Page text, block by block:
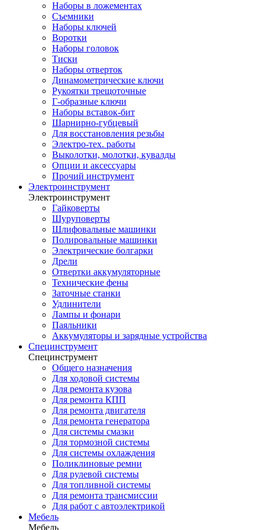
Наборы в ложементах
Съемники
Наборы ключей
Воротки
Наборы головок
Тиски
Наборы отверток
Динамометрические ключи
Рукоятки трещоточные
Г-образные ключи
Наборы вставок-бит
Шарнирно-губцевый
Для восстановления резьбы
Электро-тех. работы
Выколотки, молотки, кувалды
Опции и аксессуары
Прочий инструмент
Электроинструмент
Электроинструмент
Гайковерты
Шуруповерты
Шлифовальные машинки
Полировальные машинки
Электрические болгарки
Дрели
Отвертки аккумуляторные
Технические фены
Заточные станки
Удлинители
Лампы и фонари
Паяльники
Аккумуляторы и зарядные устройства
Специнструмент
Специнструмент
Общего назначения
Для ходовой системы
Для ремонта кузова
Для ремонта КПП
Для ремонта двигателя
Для ремонта генератора
Для системы смазки
Для тормозной системы
Для системы охлаждения
Поликлиновые ремни
Для рулевой системы
Для топливной системы
Для ремонта трансмиссии
Для работ с автоэлектрикой
Мебель
Мебель